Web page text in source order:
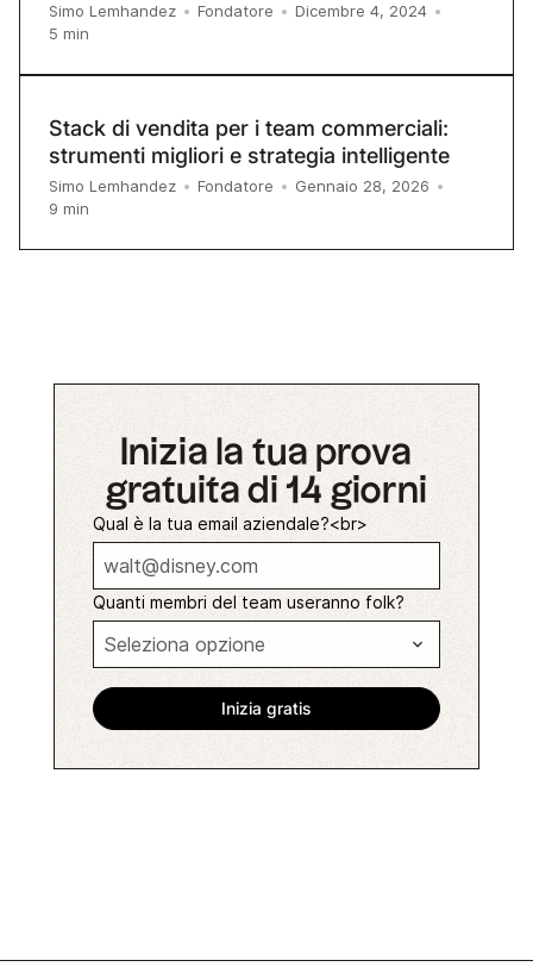
Simo Lemhandez • Fondatore • Dicembre 4, 2024 •
5 min
Stack di vendita per i team commerciali:
strumenti migliori e strategia intelligente
Simo Lemhandez • Fondatore • Gennaio 28, 2026 •
9 min
Inizia la tua prova
gratuita di 14 giorni
Qual è la tua email aziendale?<br>
Quanti membri del team useranno folk?